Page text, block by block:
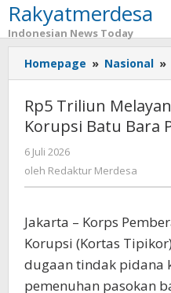
Lewati
ke
konten
Rakyatmerdesa
Indonesian News Today
Homepage » Nasional »
Rp5 Triliun
Korupsi Batu Bara
6 Juli 2026
Redaktur
oleh Redaktur Merdesa
Jakarta – Korps
Korupsi (Kortas
dugaan tindak pidana
pemenuhan pasokan